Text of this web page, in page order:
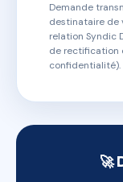
Demande
destinataire de
relation Syndic
de rectification
confidentialité).
🚀